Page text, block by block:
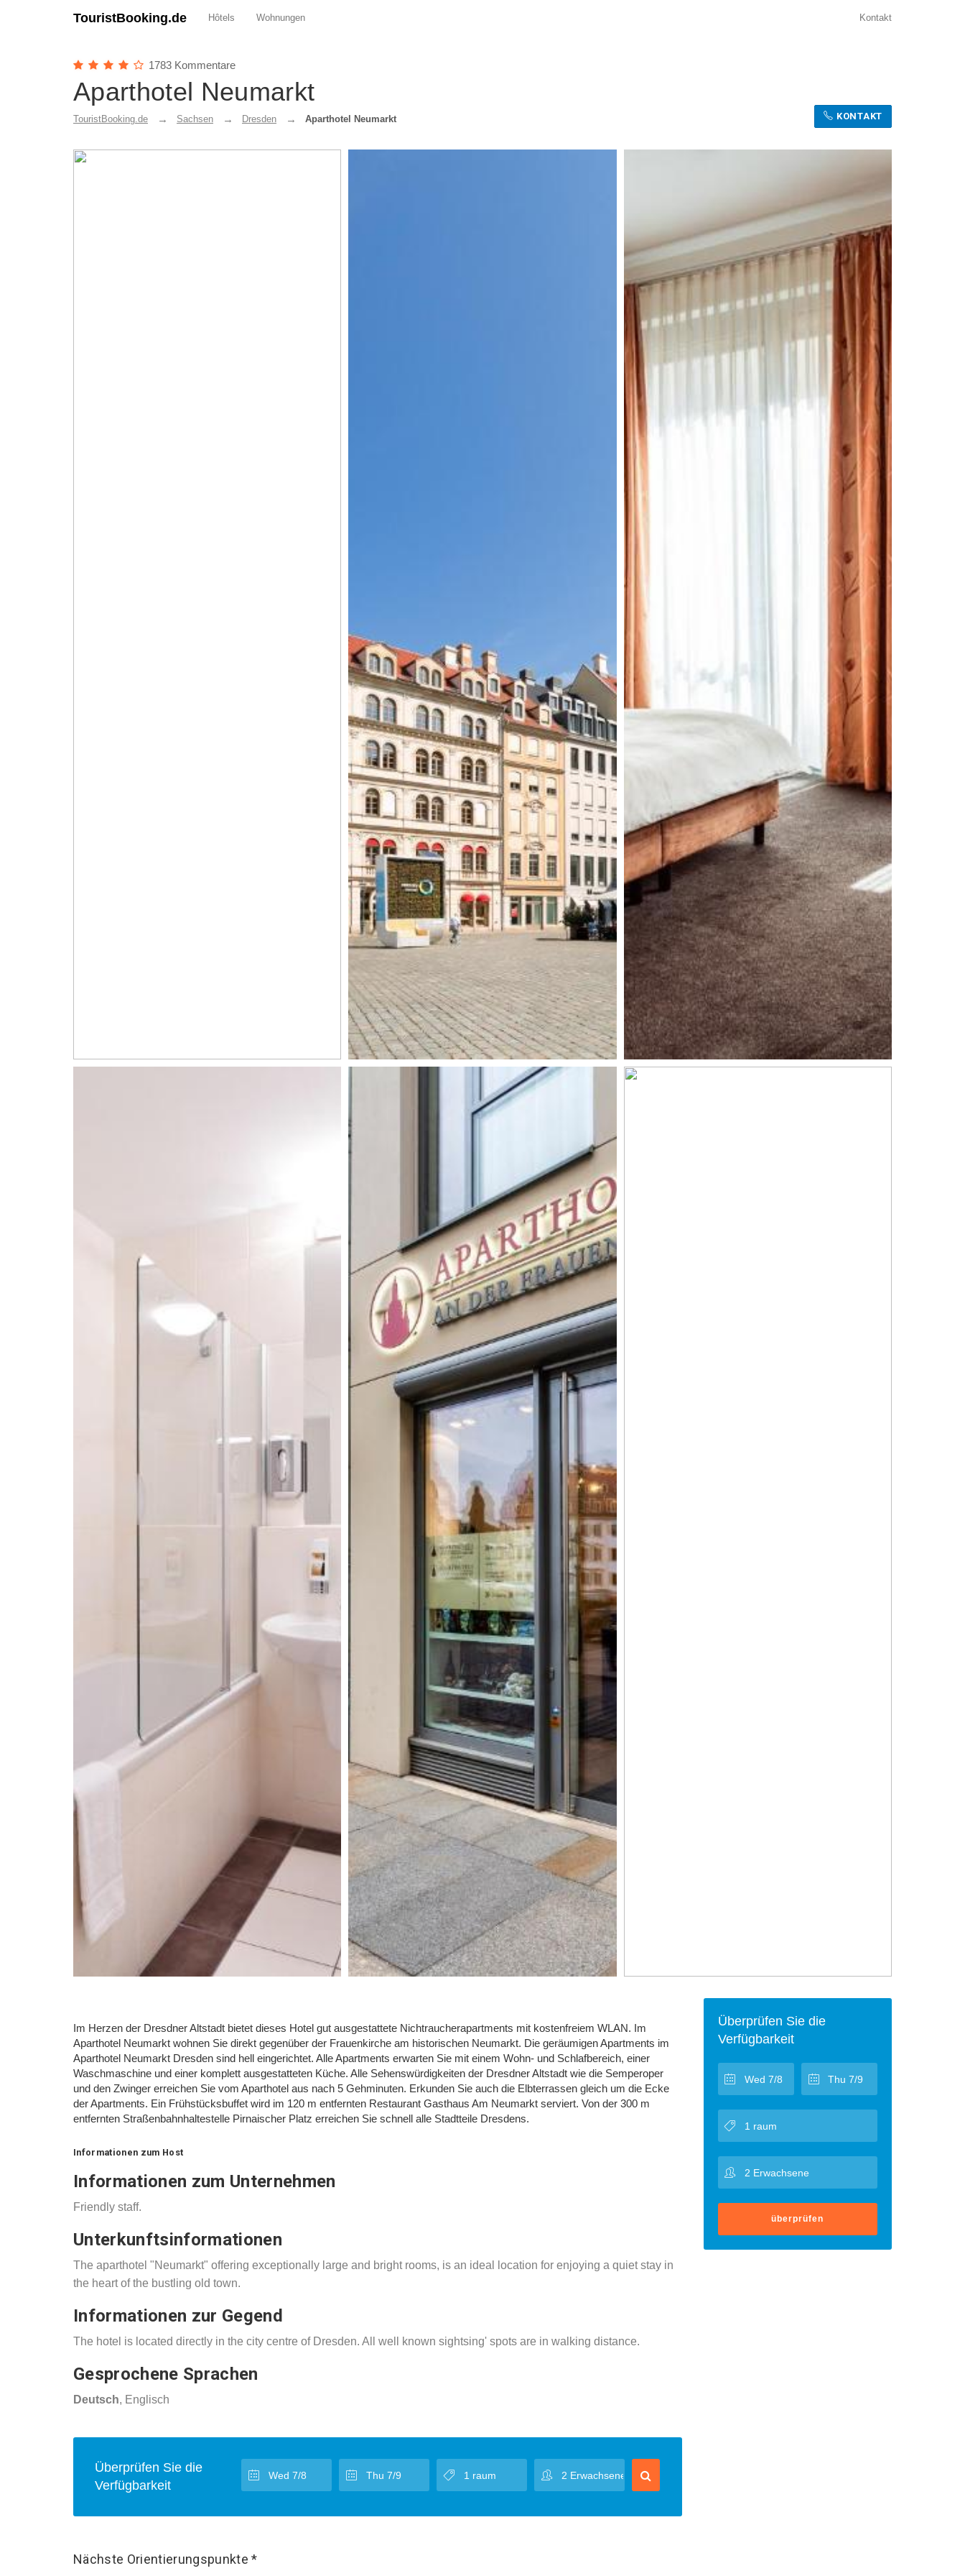
TouristBooking.de Hôtels Wohnungen Kontakt
1783 Kommentare
Aparthotel Neumarkt
TouristBooking.de Sachsen Dresden Aparthotel Neumarkt KONTAKT
Überprüfen Sie die
Verfügbarkeit
überprüfen
Im Herzen der Dresdner Altstadt bietet dieses Hotel gut ausgestattete Nichtraucherapartments mit kostenfreiem WLAN. Im
Aparthotel Neumarkt wohnen Sie direkt gegenüber der Frauenkirche am historischen Neumarkt. Die geräumigen Apartments im
Aparthotel Neumarkt Dresden sind hell eingerichtet. Alle Apartments erwarten Sie mit einem Wohn- und Schlafbereich, einer
Waschmaschine und einer komplett ausgestatteten Küche. Alle Sehenswürdigkeiten der Dresdner Altstadt wie die Semperoper
und den Zwinger erreichen Sie vom Aparthotel aus nach 5 Gehminuten. Erkunden Sie auch die Elbterrassen gleich um die Ecke
der Apartments. Ein Frühstücksbuffet wird im 120 m entfernten Restaurant Gasthaus Am Neumarkt serviert. Von der 300 m
entfernten Straßenbahnhaltestelle Pirnaischer Platz erreichen Sie schnell alle Stadtteile Dresdens.
Informationen zum Host
Informationen zum Unternehmen
Friendly staff.
Unterkunftsinformationen
The aparthotel "Neumarkt" offering exceptionally large and bright rooms, is an ideal location for enjoying a quiet stay in
the heart of the bustling old town.
Informationen zur Gegend
The hotel is located directly in the city centre of Dresden. All well known sightsing' spots are in walking distance.
Gesprochene Sprachen
Deutsch, Englisch
Überprüfen Sie die
Verfügbarkeit
Nächste Orientierungspunkte *